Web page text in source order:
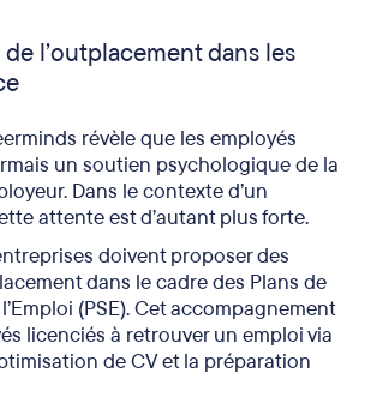
l’outplacement dans les
révèle que les employés
un soutien psychologique de la
Dans le contexte d’un
attente est d’autant plus forte.
doivent proposer des
dans le cadre des Plans de
(PSE). Cet accompagnement
licenciés à retrouver un emploi via
de CV et la préparation